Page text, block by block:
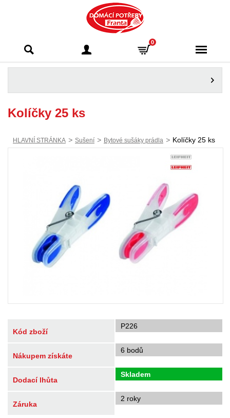
Franta - Příbram
0
Kolíčky 25 ks
HLAVNÍ STRÁNKA > Sušení > Bytové sušáky prádla > Kolíčky 25 ks
Kód zboží
P226
Nákupem získáte
6 bodů
Dodací lhůta
Skladem
Záruka
2 roky